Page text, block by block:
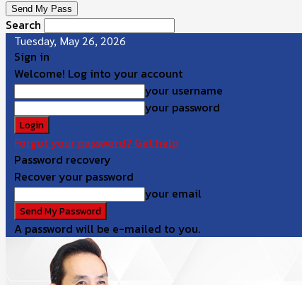
Search
Tuesday, May 26, 2026
Sign in
Welcome! Log into your account
your username
your password
Forgot your password? Get help
Password recovery
Recover your password
your email
A password will be e-mailed to you.